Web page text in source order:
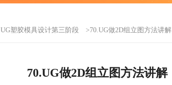
UG塑胶模具设计第三阶段 >70.UG做2D组立图方法讲解
70.UG做2D组立图方法讲解